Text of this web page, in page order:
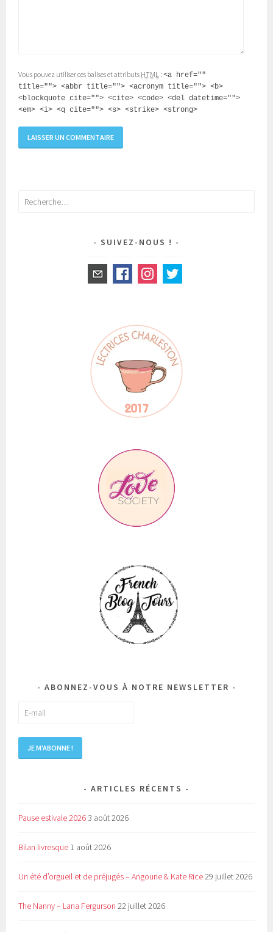
Vous pouvez utiliser ces balises et attributs HTML :<a href=""
title=""> <abbr title=""> <acronym title=""> <b>
<blockquote cite=""> <cite> <code> <del datetime="">
<em> <i> <q cite=""> <s> <strike> <strong>
Rechercher :
SUIVEZ-NOUS !
ABONNEZ-VOUS À NOTRE NEWSLETTER
ARTICLES RÉCENTS
Pause estivale 20263 août 2026
Bilan livresque 1 août 2026
Un été d’orgueil et de préjugés – Angourie & Kate Rice29 juillet 2026
The Nanny – Lana Fergurson 22 juillet 2026